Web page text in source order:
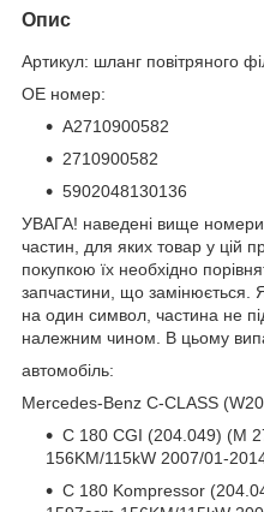
Опис
Артикул: шланг повітряного
OE номер:
A2710900582
2710900582
5902048130136
УВАГА! наведені вище
частин, для яких товар у цій
покупкою їх необхідно
запчастини, що замінюється.
на один символ, частина не
належним чином. В цьому
автомобіль:
Mercedes-Benz C-CLASS
C 180 CGI (204.049) (M
156KM/115kW 2007/01-
C 180 Kompressor